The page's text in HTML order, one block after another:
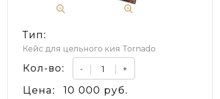
Тип:
Кейс для цельного кия Tornado
Кол-во: - +
Цена: 10 000 руб.